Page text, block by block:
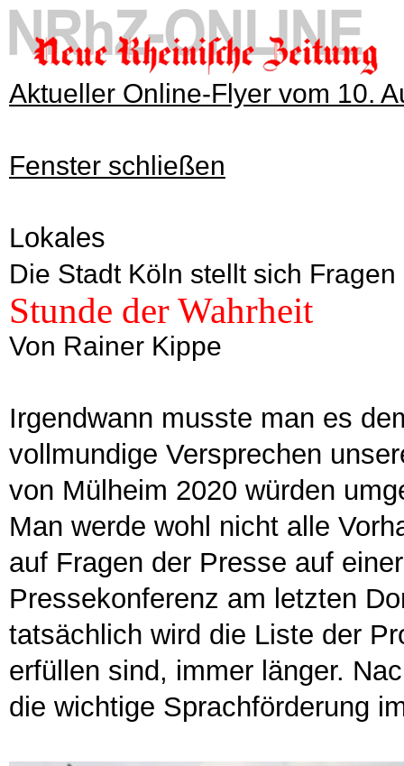
Aktueller Online-Flyer vom 10.
Fenster schließen
Lokales
Die Stadt Köln stellt sich
Stunde der Wahrheit
Von Rainer Kippe
Irgendwann musste man es
vollmundige Versprechen
von Mülheim 2020 würden
Man werde wohl nicht alle
auf Fragen der Presse auf
Pressekonferenz am letzten
tatsächlich wird die Liste der
erfüllen sind, immer länger.
die wichtige Sprachförderung